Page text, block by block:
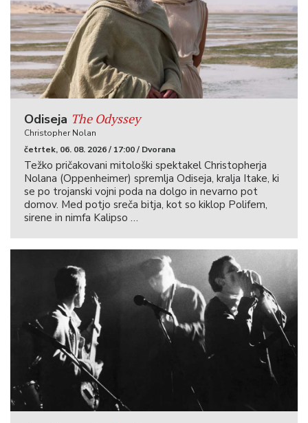
Odiseja The Odyssey
Christopher Nolan
četrtek, 06. 08. 2026 / 17:00 / Dvorana
Težko pričakovani mitološki spektakel Christopherja
Nolana (Oppenheimer) spremlja Odiseja, kralja Itake, ki
se po trojanski vojni poda na dolgo in nevarno pot
domov. Med potjo sreča bitja, kot so kiklop Polifem,
sirene in nimfa Kalipso …